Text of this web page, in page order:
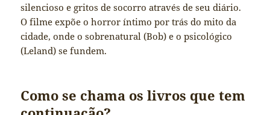
silencioso e gritos de socorro através de seu diário.
O filme expõe o horror íntimo por trás do mito da
cidade, onde o sobrenatural (Bob) e o psicológico
(Leland) se fundem.
Como se chama os livros que tem